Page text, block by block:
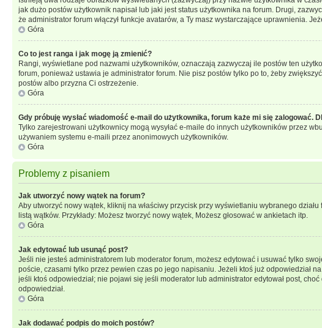
jak dużo postów użytkownik napisał lub jaki jest status użytkownika na forum. Drugi,
że administrator forum włączył funkcje avatarów, a Ty masz wystarczające uprawnienia.
Góra
Co to jest ranga i jak mogę ją zmienić?
Rangi, wyświetlane pod nazwami użytkowników, oznaczają zazwyczaj ile postów ten
forum, ponieważ ustawia je administrator forum. Nie pisz postów tylko po to, żeby
postów albo przyzna Ci ostrzeżenie.
Góra
Gdy próbuję wysłać wiadomość e-mail do użytkownika, forum każe mi się zalogować.
Tylko zarejestrowani użytkownicy mogą wysyłać e-maile do innych użytkowników przez
używaniem systemu e-maili przez anonimowych użytkowników.
Góra
Problemy z pisaniem
Jak utworzyć nowy wątek na forum?
Aby utworzyć nowy wątek, kliknij na właściwy przycisk przy wyświetlaniu wybranego
listą wątków. Przykłady: Możesz tworzyć nowy wątek, Możesz głosować w ankietach itp.
Góra
Jak edytować lub usunąć post?
Jeśli nie jesteś administratorem lub moderator forum, możesz edytować i usuwać tylko
poście, czasami tylko przez pewien czas po jego napisaniu. Jeżeli ktoś już odpowiedział
jeśli ktoś odpowiedział; nie pojawi się jeśli moderator lub administrator edytował post,
odpowiedział.
Góra
Jak dodawać podpis do moich postów?